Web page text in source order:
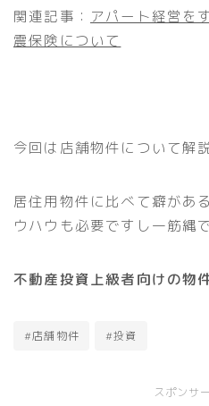
関連記事： アパート経営を
震保険について
今回は店舗物件について解
居住用物件に比べて癖があ
ウハウも必要ですし一筋縄
不動産投資上級者向けの物
#店舗物件 #投資
スポンサ